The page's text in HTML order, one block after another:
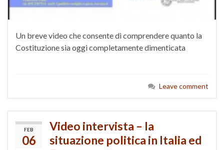
Un breve video che consente di comprendere quanto la
Costituzione sia oggi completamente dimenticata
Leave comment
FEB
06
Video intervista – la
situazione politica in Italia ed